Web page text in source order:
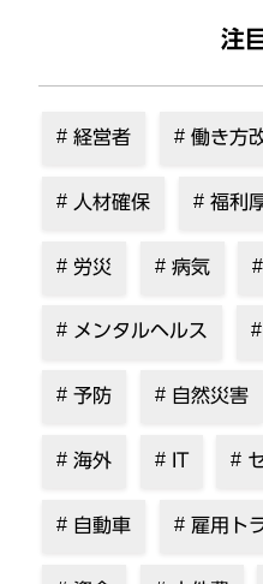
注
経営者 働き方
人材確保 福利
労災 病気
メンタルヘルス
予防 自然災害
海外 IT
自動車 雇用ト